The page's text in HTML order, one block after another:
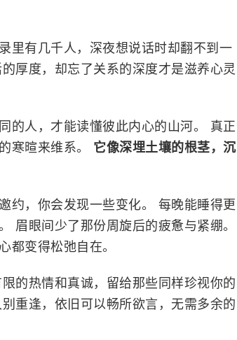
里有几千人，深夜想说话时却翻不到一
厚度，却忘了关系的深度才是滋养心灵
的人，才能读懂彼此内心的山河。 真正
寒暄来维系。 它像深埋土壤的根茎，沉
约，你会发现一些变化。 每晚能睡得更
眉眼间少了那份周旋后的疲惫与紧绷。
都变得松弛自在。
的热情和真诚，留给那些同样珍视你的
重逢，依旧可以畅所欲言，无需多余的